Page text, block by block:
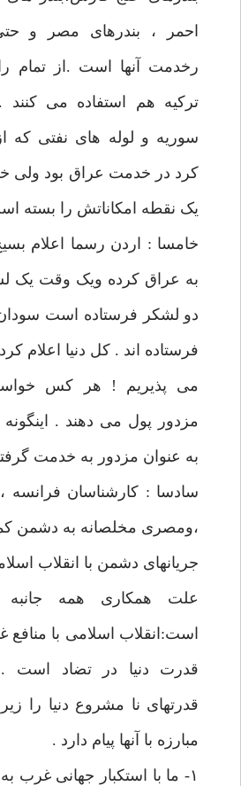
احمر ، بندرهای مصر و
رخدمت آنها است .از تمام
ترکیه هم استفاده می
سوریه و لوله های نفتی که
کرد در خدمت عراق بود ولی
یک نقطه امکاناتش را بسته
خامسا : اردن رسما اعلام
به عراق کرده ویک وقت یک
دو لشکر فرستاده است
فرستاده اند . کل دنیا اعلام
می پذیریم ! هر کس خواست
مزدور پول می دهند . اینگونه
به عنوان مزدور به خدمت
سادسا : کارشناسان فرانسه
،ومصری مخلصانه به دشمن
جریانهای دشمن با انقلاب
علت همکاری همه
است:انقلاب اسلامی با
قدرت دنیا در تضاد است .
قدرتهای نا مشروع دنیا را
مبارزه با آنها پیام دارد .
۱- ما با استکبار جهانی غرب